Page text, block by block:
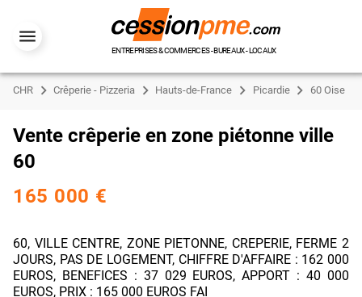
ENTREPRISES & COMMERCES - BUREAUX - LOCAUX
CHR Crêperie - Pizzeria Hauts-de-France Picardie 60 Oise
Vente crêperie en zone piétonne ville
60
165 000 €
60, VILLE CENTRE, ZONE PIETONNE, CREPERIE, FERME 2
JOURS, PAS DE LOGEMENT, CHIFFRE D'AFFAIRE : 162 000
EUROS, BENEFICES : 37 029 EUROS, APPORT : 40 000
EUROS, PRIX : 165 000 EUROS FAI